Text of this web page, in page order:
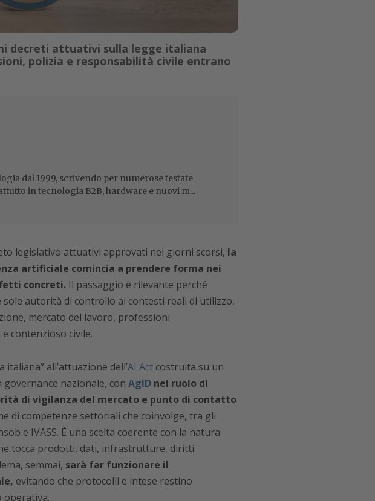
decreti attuativi sulla legge italiana
polizia e responsabilità civile entrano
dal 1999, scrivendo per numerose testate
in tecnologia B2B, hardware e nuovi m...
legislativo attuativi approvati nei giorni scorsi, la
artificiale comincia a prendere forma nei
concreti.Il passaggio è rilevante perché
autorità di controllo ai contesti reali di utilizzo,
mercato del lavoro, professioni
contenzioso civile.
all’attuazione dell’AI Actcostruita su un
governance nazionale, con AgIDnel ruolo di
di vigilanza del mercato e punto di contatto
di competenze settoriali che coinvolge, tra gli
e IVASS. È una scelta coerente con la natura
tocca prodotti, dati, infrastrutture, diritti
semmai, sarà far funzionare il
evitando che protocolli e intese restino
operativa.